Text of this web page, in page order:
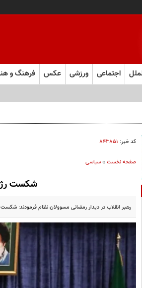
اجتماعی ورزشی عکس فرهنگ و
کد خبر: ۸۴۳۸۵۱
صفحه نخست»سیاسی
شکست
رهبر انقلاب در دیدار رمضانی مسوولان نظام فرمودند: